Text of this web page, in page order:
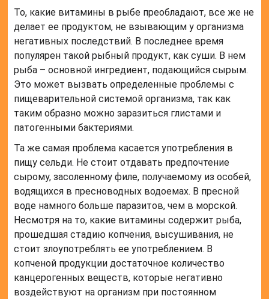
То, какие витамины в рыбе преобладают, все же не
делает ее продуктом, не взывающим у организма
негативных последствий. В последнее время
популярен такой рыбный продукт, как суши. В нем
рыба – основной ингредиент, подающийся сырым.
Это может вызвать определенные проблемы с
пищеварительной системой организма, так как
таким образно можно заразиться глистами и
патогенными бактериями.
Та же самая проблема касается употребления в
пищу сельди. Не стоит отдавать предпочтение
сырому, засоленному филе, получаемому из особей,
водящихся в пресноводных водоемах. В пресной
воде намного больше паразитов, чем в морской.
Несмотря на то, какие витамины содержит рыба,
прошедшая стадию копчения, высушивания, не
стоит злоупотреблять ее употреблением. В
копченой продукции достаточное количество
канцерогенных веществ, которые негативно
воздействуют на организм при постоянном